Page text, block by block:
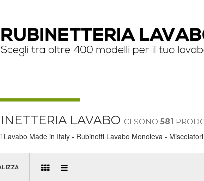
LAVABO CI SONO 581
Lavabo Made in Italy - Rubinetti Lavabo Monoleva -